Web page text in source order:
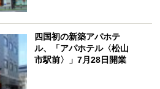
四国初の新築アパホテ
ル、「アパホテル〈松山
市駅前〉」7月28日開業